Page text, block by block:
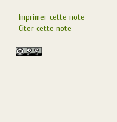
Imprimer cette note
Citer cette note